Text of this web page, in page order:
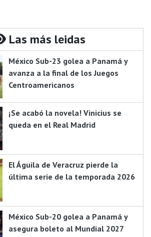
Las más leidas
México Sub-23 golea a Panamá y
avanza a la final de los Juegos
Centroamericanos
¡Se acabó la novela! Vinicius se
queda en el Real Madrid
El Águila de Veracruz pierde la
última serie de la temporada 2026
México Sub-20 golea a Panamá y
asegura boleto al Mundial 2027